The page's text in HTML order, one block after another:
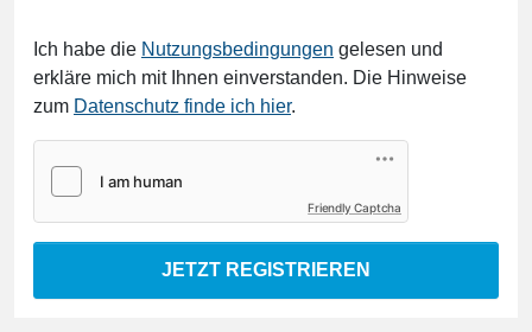
Ich habe die Nutzungsbedingungen gelesen und
erkläre mich mit Ihnen einverstanden. Die Hinweise
zum Datenschutz finde ich hier.
Friendly Captcha
JETZT REGISTRIEREN